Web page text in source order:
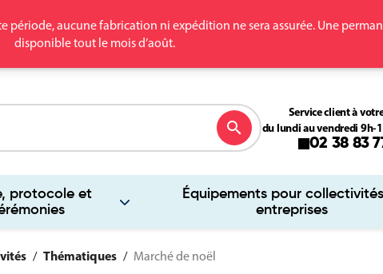
période, aucune fabrication ni expédition ne sera assurée. Une
disponible tout le mois d’août.
protocole et
Équipements pour
entreprises
search
Service client à
du lundi au vendredi 9h-
02 38 83
Thématiques Marché de noël